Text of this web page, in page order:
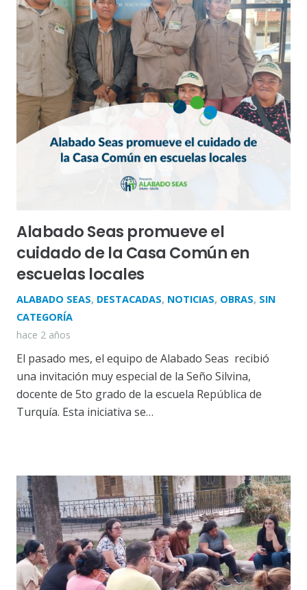
Alabado Seas promueve el
cuidado de la Casa Común en
escuelas locales
ALABADO SEAS, DESTACADAS, NOTICIAS, OBRAS, SIN
CATEGORÍA
hace 2 años
El pasado mes, el equipo de Alabado Seas recibió
una invitación muy especial de la Seño Silvina,
docente de 5to grado de la escuela República de
Turquía. Esta iniciativa se…